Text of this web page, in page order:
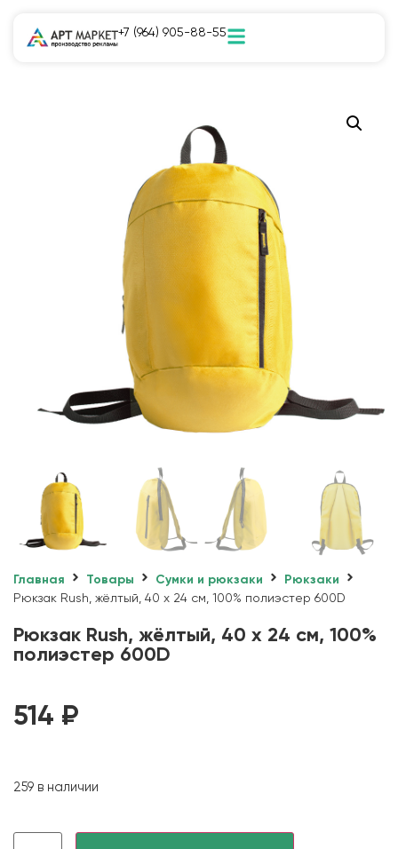
+7 (964) 905-88-55
Главная Товары Сумки и рюкзаки
Рюкзаки
Рюкзак Rush, жёлтый, 40 x 24 см, 100% полиэстер 600D
Рюкзак Rush, жёлтый, 40 x 24 см, 100%
полиэстер 600D
514 ₽
259 в наличии